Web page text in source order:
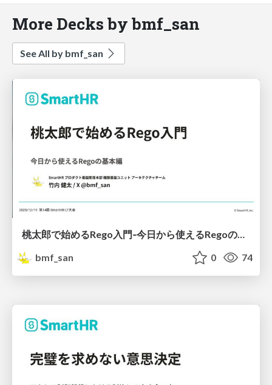
More Decks by bmf_san
See All by bmf_san
桃太郎で始めるRego入門‐今日から使えるRegoの基本編
bmf_san
0 74